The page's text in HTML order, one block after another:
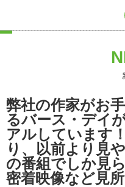
弊社の作家がお
るバース・デイ
アルしています
り、以前より見
の番組でしか見
密着映像など見